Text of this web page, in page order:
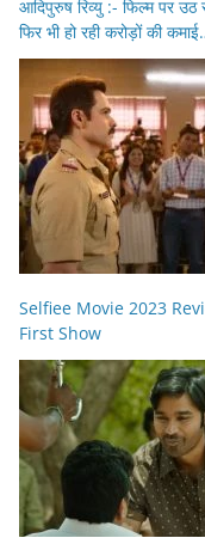
आदिपुरुष रिव्यु :- फिल्म पर
फिर भी हो रही करोड़ों की
Selfiee Movie 2023
First Show